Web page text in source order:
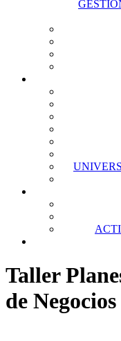
Taller
de Negocios